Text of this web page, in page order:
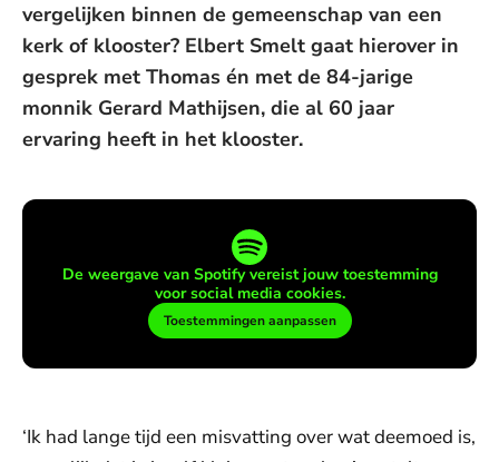
vergelijken binnen de gemeenschap van een
kerk of klooster? Elbert Smelt gaat hierover in
gesprek met Thomas én met de 84-jarige
monnik Gerard Mathijsen, die al 60 jaar
ervaring heeft in het klooster.
De weergave van Spotify vereist jouw toestemming
voor social media cookies.
Toestemmingen aanpassen
‘Ik had lange tijd een misvatting over wat deemoed is,